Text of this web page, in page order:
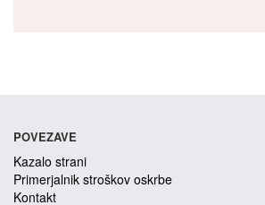
POVEZAVE
Kazalo strani
Primerjalnik stroškov oskrbe
Kontakt